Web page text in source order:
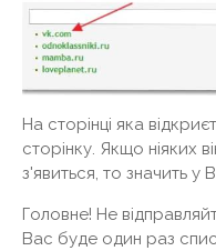
На сторінці яка
сторінку. Якщо ніяких
з'явиться, то значить у
Головне! Не
Вас буде один раз